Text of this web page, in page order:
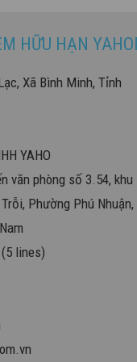
HỮU HẠN
Xã Bình Minh, Tỉnh
YAHO
văn phòng số 3.54, khu
Phường Phú Nhuận,
lines)